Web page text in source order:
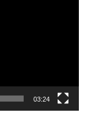
03:24